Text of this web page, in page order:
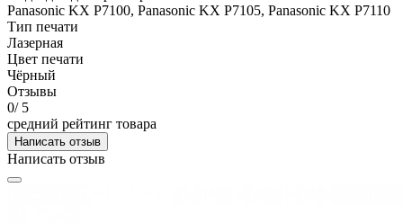
Panasonic KX P7100, Panasonic KX P7105, Panasonic KX P7110
Тип печати
Лазерная
Цвет печати
Чёрный
Отзывы
0/ 5
средний рейтинг товара
Написать отзыв
Написать отзыв